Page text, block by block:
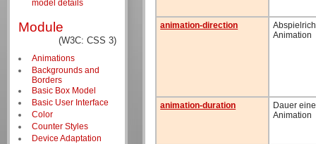
animation-direction
Animation
animation-duration
Dauer
Animation
model details
Module
(W3C: CSS 3)
Animations
Backgrounds and
Borders
Basic Box Model
Basic User Interface
Color
Counter Styles
Device Adaptation